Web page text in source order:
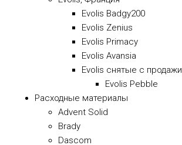
Evolis Badgy200
Evolis Zenius
Evolis Primacy
Evolis Avansia
Evolis снятые с продажи
Evolis Pebble
Расходные материалы
Advent Solid
Brady
Dascom